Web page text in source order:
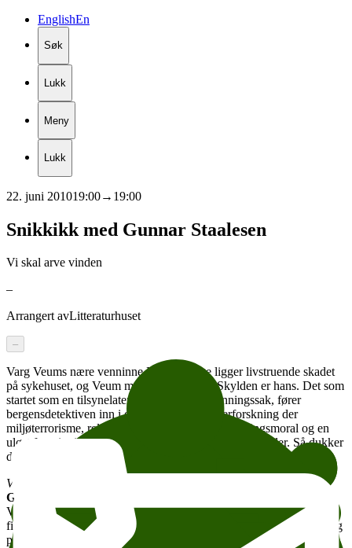
EnglishEn
Søk
Lukk
Meny
Lukk
22. juni 201019:00→ 19:00
Snikkikk med Gunnar Staalesen
Vi skal arve vinden
–
Arrangert avLitteraturhuset
–
Varg Veums nære venninne Karin Bjørge ligger livstruende skadet
på sykehuset, og Veum må innrømme det: Skylden er hans. Det som
startet som en tilsynelatende uskyldig forsvinningssak, fører
bergensdetektiven inn i en konfliktmettet etterforskning der
miljøterrorisme, religiøs fanatisme, frynset forretningsmoral og en
uløst forsvinningsgåte fra fortiden er viktige bestanddeler. Så dukker
det første liket opp – festet til et kors, vendt ut mot havgapet…
Vi skal arve vinden
Gunnar Staalesens
Veum. Serien er utgitt i femten land, og flere av bøkene har blitt
filmatisert for kino og TV. Staalesen er en av våre mest populære og
produktive forfattere, han har også skrevet romaner, skuespill,